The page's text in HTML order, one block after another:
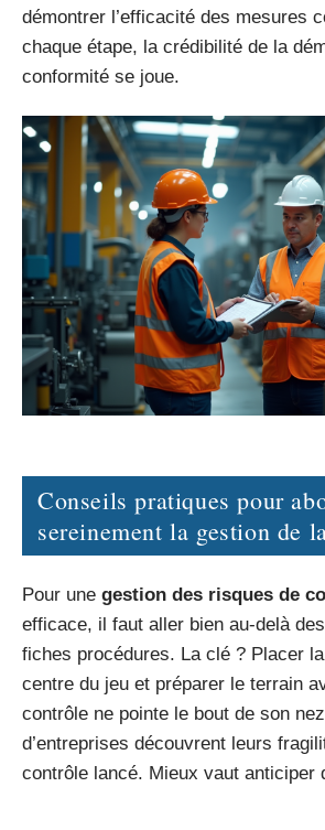
démontrer l’efficacité des mesures
chaque étape, la crédibilité de la
conformité se joue.
Conseils pratiques pour
sereinement la gestion de
Pour une gestion des risques de
efficace, il faut aller bien au-delà
fiches procédures. La clé ? Placer la
centre du jeu et préparer le terrain
contrôle ne pointe le bout de son
d’entreprises découvrent leurs
contrôle lancé. Mieux vaut anticiper